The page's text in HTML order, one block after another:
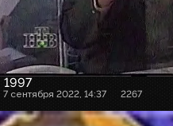
1997
7 сентября 2022, 14:37 2267